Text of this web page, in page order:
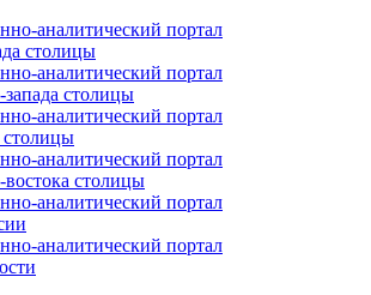
аналитический портал
столицы
аналитический портал
столицы
аналитический портал
аналитический портал
столицы
аналитический портал
аналитический портал